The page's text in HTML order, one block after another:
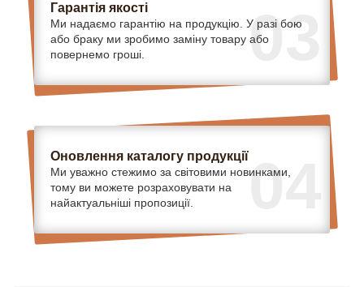
03
Гарантія якості
Ми надаємо гарантію на продукцію. У разі бою
або браку ми зробимо заміну товару або
повернемо гроші.
04
Оновлення каталогу продукції
Ми уважно стежимо за світовими новинками,
тому ви можете розраховувати на
найактуальніші пропозиції.